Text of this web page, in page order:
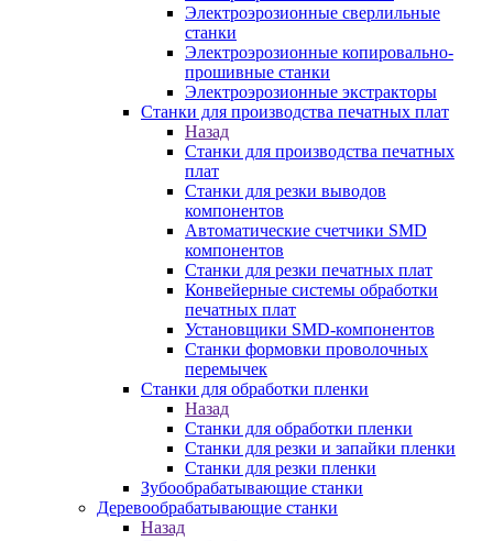
Электроэрозионные сверлильные
станки
Электроэрозионные копировально-
прошивные станки
Электроэрозионные экстракторы
Станки для производства печатных плат
Назад
Станки для производства печатных
плат
Станки для резки выводов
компонентов
Автоматические счетчики SMD
компонентов
Станки для резки печатных плат
Конвейерные системы обработки
печатных плат
Установщики SMD-компонентов
Станки формовки проволочных
перемычек
Станки для обработки пленки
Назад
Станки для обработки пленки
Станки для резки и запайки пленки
Станки для резки пленки
Зубообрабатывающие станки
Деревообрабатывающие станки
Назад